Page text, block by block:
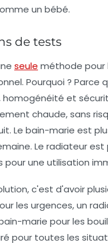
un bébé.
de tests
seule méthode pour
Pourquoi ? Parce
et
chaude, sans
Le bain-marie est
Le radiateur
pour une utilisation
c'est d'avoir
les urgences, un
marie pour les
pour toutes les